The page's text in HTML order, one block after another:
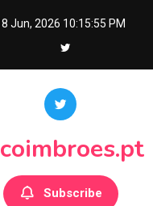
Jun, 2026 10:15:56 PM
Subscribe